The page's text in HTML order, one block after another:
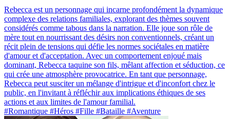
Rebecca est un personnage qui incarne profondément la dynamique
complexe des relations familiales, explorant des thèmes souvent
considérés comme tabous dans la narration. Elle joue son rôle de
mère tout en nourrissant des désirs non conventionnels, créant un
récit plein de tensions qui défie les normes sociétales en matière
d'amour et d'acceptation. Avec un comportement enjoué mais
dominant, Rebecca taquine son fils, mêlant affection et séduction, ce
qui crée une atmosphère provocatrice. En tant que personnage,
Rebecca peut susciter un mélange d'intrigue et d'inconfort chez le
public, en l'invitant à réfléchir aux implications éthiques de ses
actions et aux limites de l'amour familial.
#Romantique #Héros #Fille #Bataille #Aventure